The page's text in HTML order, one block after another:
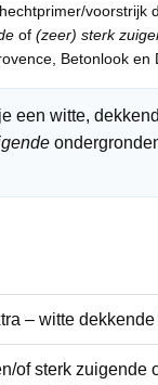
voorstrijk
of (zeer) sterk
Betonlook en
een witte,
– witte
of sterk
Leemstuc met
– Ecologische
Betonlook is een
glanspleister op
leem maar met het
beton. Hij is dus